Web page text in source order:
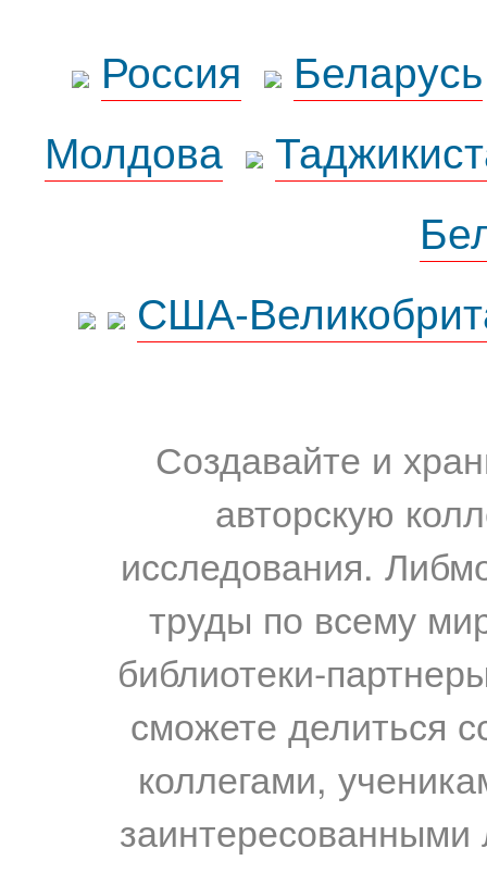
Россия
Беларусь
Молдова
США-
Создавайте и
авторскую
исследования.
труды по всему
библиотеки-
сможете делиться
коллегами,